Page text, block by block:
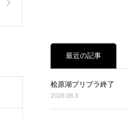
最近の記事
桧原湖プリプラ終了
2026.08.3